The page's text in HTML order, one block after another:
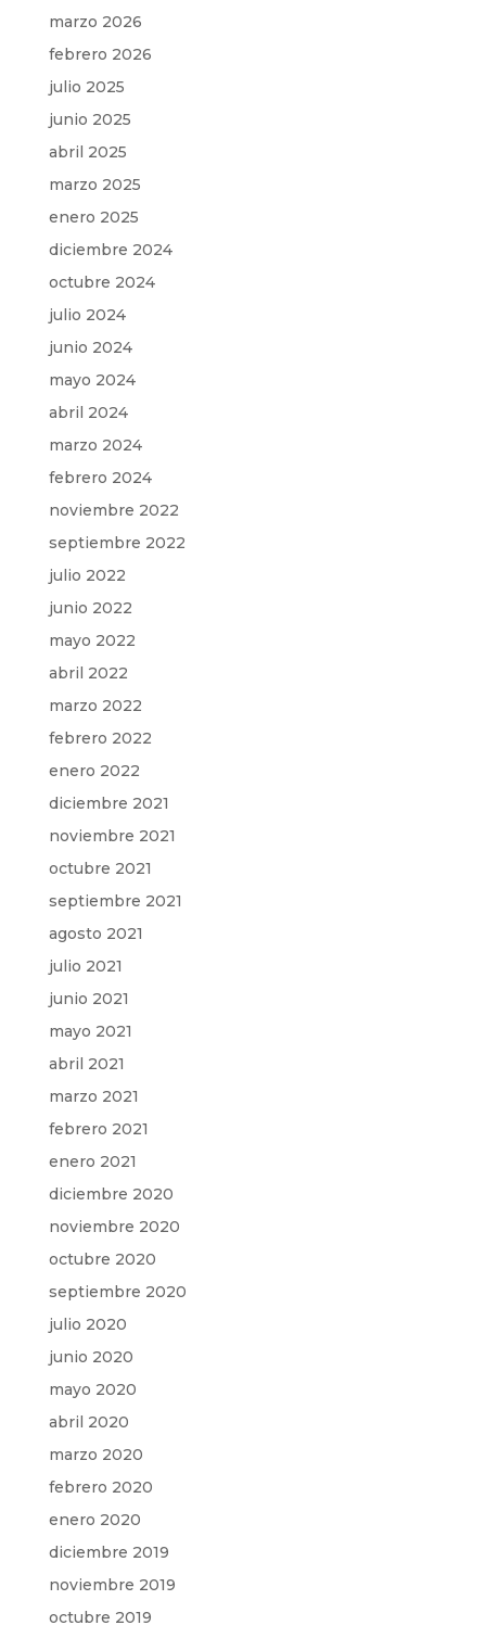
marzo 2026
febrero 2026
julio 2025
junio 2025
abril 2025
marzo 2025
enero 2025
diciembre 2024
octubre 2024
julio 2024
junio 2024
mayo 2024
abril 2024
marzo 2024
febrero 2024
noviembre 2022
septiembre 2022
julio 2022
junio 2022
mayo 2022
abril 2022
marzo 2022
febrero 2022
enero 2022
diciembre 2021
noviembre 2021
octubre 2021
septiembre 2021
agosto 2021
julio 2021
junio 2021
mayo 2021
abril 2021
marzo 2021
febrero 2021
enero 2021
diciembre 2020
noviembre 2020
octubre 2020
septiembre 2020
julio 2020
junio 2020
mayo 2020
abril 2020
marzo 2020
febrero 2020
enero 2020
diciembre 2019
noviembre 2019
octubre 2019